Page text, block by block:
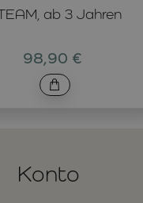
ab 3 Jahren
98,90 €
Konto